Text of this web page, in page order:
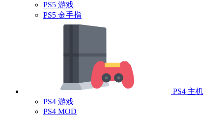
PS5 游戏
PS5 金手指
PS4 主机
PS4 游戏
PS4 MOD